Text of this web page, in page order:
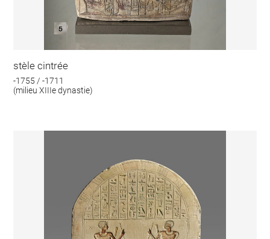
stèle cintrée
-1755 / -1711
(milieu XIIIe dynastie)